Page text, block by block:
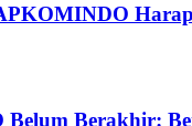
Berakhir: